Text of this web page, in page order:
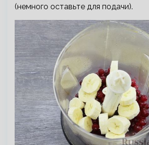
(немного оставьте для подачи).